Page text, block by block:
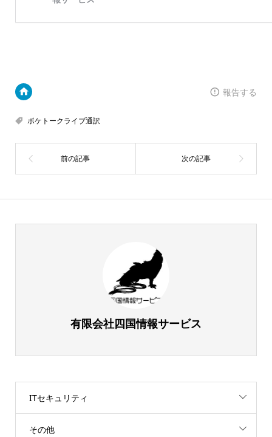
報告する
ポケトークライブ通訳
有限会社四国情報サービス
ITセキュリティ
その他